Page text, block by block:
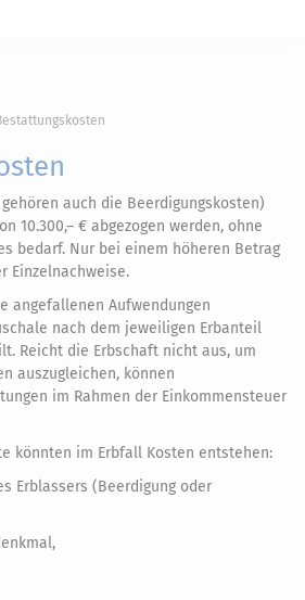
auch die Beerdigungskosten)
10.300,– € abgezogen werden, ohne
bedarf. Nur bei einem höheren Betrag
Einzelnachweise.
angefallenen Aufwendungen
nach dem jeweiligen Erbanteil
Reicht die Erbschaft nicht aus, um
auszugleichen, können
im Rahmen der Einkommensteuer
könnten im Erbfall Kosten entstehen:
Erblassers (Beerdigung oder